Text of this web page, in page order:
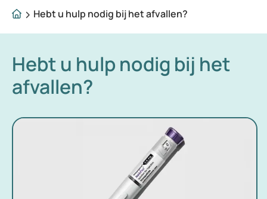
Hebt u hulp nodig bij het afvallen?
Hebt u hulp nodig bij het
afvallen?